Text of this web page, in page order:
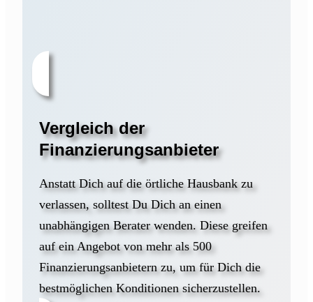
Vergleich der
Finanzierungsanbieter
Anstatt Dich auf die örtliche Hausbank zu
verlassen, solltest Du Dich an einen
unabhängigen Berater wenden. Diese greifen
auf ein Angebot von mehr als 500
Finanzierungsanbietern zu, um für Dich die
bestmöglichen Konditionen sicherzustellen.